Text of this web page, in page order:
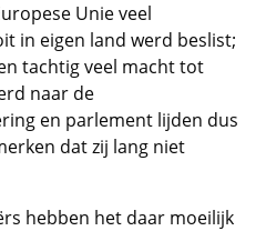
Unie veel
in eigen land werd beslist;
tachtig veel macht tot
naar de
en parlement lijden dus
dat zij lang niet
hebben het daar moeilijk